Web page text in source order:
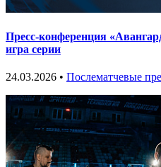
Пресс-конференция
игра серии
24.03.2026 • Послематчевые